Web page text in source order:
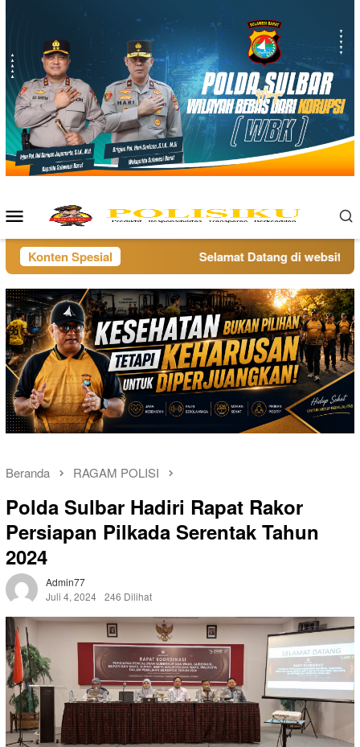
Menu
Mobile
Konten Spesial Selamat Datang di website
Beranda RAGAM POLISI
Polda Sulbar Hadiri Rapat Rakor
Persiapan Pilkada Serentak Tahun
2024
Admin77
Juli 4, 2024 246 Dilihat